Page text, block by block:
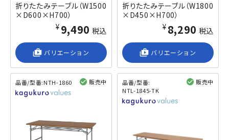
折りたたみテーブル（W1500
×D600×H700）
¥9,490 税込
shop_2 バリエーション
折りたたみテーブル（W1800
×D450×H700）
¥8,290 税込
shop_2 バリエーション
品番/型番:NTH-1860 販売中
品番/型番:
NTL-1845-TK
販売中